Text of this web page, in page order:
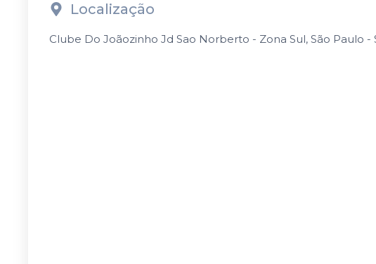
Localização
Clube Do Joãozinho Jd Sao Norberto - Zona Sul, São Paulo -